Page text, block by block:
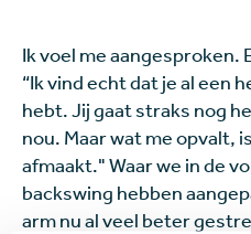
Ik voel me aangesproken.
“Ik vind echt dat je al een
hebt. Jij gaat straks nog
nou. Maar wat me opvalt,
afmaakt." Waar we in de
backswing hebben
arm nu al veel beter